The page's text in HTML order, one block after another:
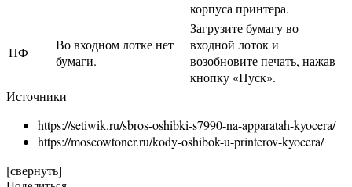
корпуса принтера.
ПФ
Во входном лотке нет
бумаги.
Загрузите бумагу во
входной лоток и
возобновите печать, нажав
кнопку «Пуск».
Источники
https://setiwik.ru/sbros-oshibki-s7990-na-apparatah-kyocera/
https://moscowtoner.ru/kody-oshibok-u-printerov-kyocera/
[свернуть]